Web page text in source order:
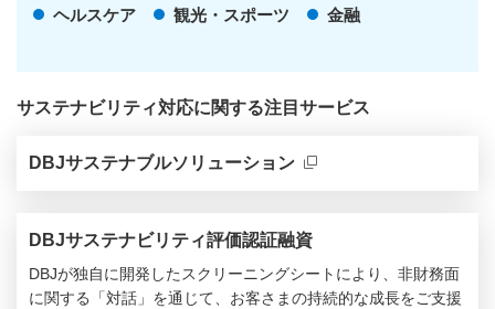
ヘルスケア
観光・スポーツ 金融
サステナビリティ対応に関する注目サービス
DBJサステナブルソリューション
新規ウィンドウを開きます
DBJサステナビリティ評価認証融資
DBJが独自に開発したスクリーニングシートにより、非財務面
に関する「対話」を通じて、お客さまの持続的な成長をご支援